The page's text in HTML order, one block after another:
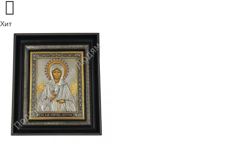
Хит